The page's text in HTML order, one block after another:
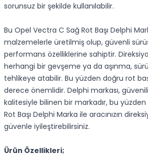
sorunsuz bir şekilde kullanılabilir.
Bu Opel Vectra C Sağ Rot Başı Delphi
malzemelerle üretilmiş olup, güvenli
performans özelliklerine sahiptir.
herhangi bir gevşeme ya da aşınma,
tehlikeye atabilir. Bu yüzden doğru rot
derece önemlidir. Delphi markası,
kalitesiyle bilinen bir markadır, bu
Rot Başı Delphi Marka ile aracınızın
güvenle iyileştirebilirsiniz.
Ürün Özellikleri;